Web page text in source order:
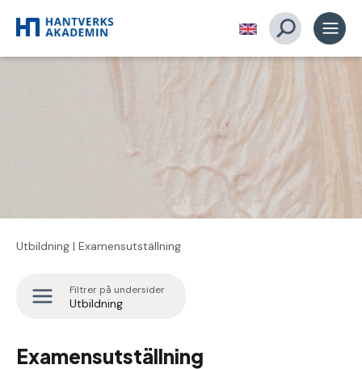
Utbildning | Examensutställning
Filtrer på undersider
Utbildning
Examensutställning